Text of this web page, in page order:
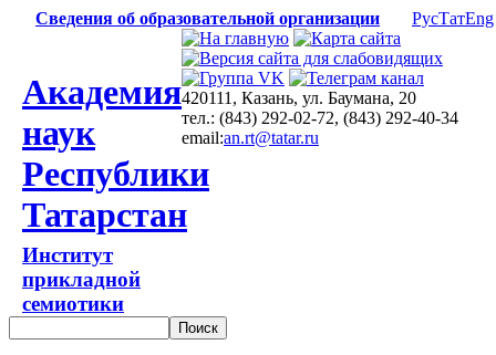
Сведения об образовательной организации РусТатEng
Академия
наук
Республики
Татарстан
Институт
прикладной
семиотики
420111, Казань, ул. Баумана, 20
тел.: (843) 292-02-72, (843) 292-40-34
email:an.rt@tatar.ru